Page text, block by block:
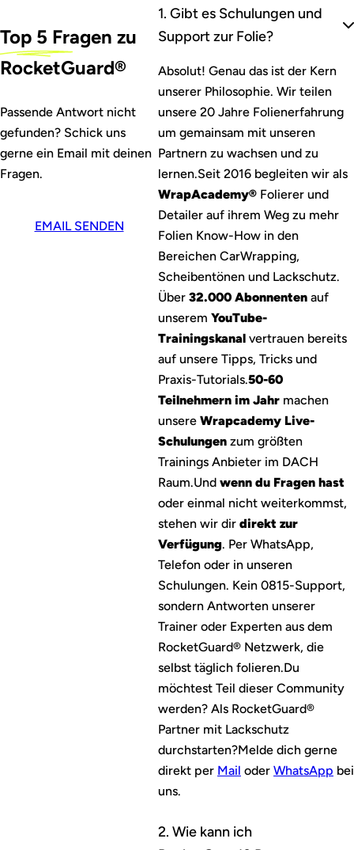
Top 5 Fragen zu
RocketGuard®
Passende Antwort nicht
gefunden? Schick uns
gerne ein Email mit deinen
Fragen.
EMAIL SENDEN
1. Gibt es Schulungen und
Support zur Folie?
Absolut! Genau das ist der Kern
unserer Philosophie. Wir teilen
unsere 20 Jahre Folienerfahrung
um gemainsam mit unseren
Partnern zu wachsen und zu
lernen.Seit 2016 begleiten wir als
WrapAcademy® Folierer und
Detailer auf ihrem Weg zu mehr
Folien Know-How in den
Bereichen CarWrapping,
Scheibentönen und Lackschutz.
Über 32.000 Abonnenten auf
unserem YouTube-
Trainingskanal vertrauen bereits
auf unsere Tipps, Tricks und
Praxis-Tutorials.50-60
Teilnehmern im Jahr machen
unsere Wrapcademy Live-
Schulungen zum größten
Trainings Anbieter im DACH
Raum.Und wenn du Fragen hast
oder einmal nicht weiterkommst,
stehen wir dir direkt zur
Verfügung. Per WhatsApp,
Telefon oder in unseren
Schulungen. Kein 0815-Support,
sondern Antworten unserer
Trainer oder Experten aus dem
RocketGuard® Netzwerk, die
selbst täglich folieren.Du
möchtest Teil dieser Community
werden? Als RocketGuard®
Partner mit Lackschutz
durchstarten?Melde dich gerne
direkt per Mail oder WhatsApp bei
uns.
2. Wie kann ich